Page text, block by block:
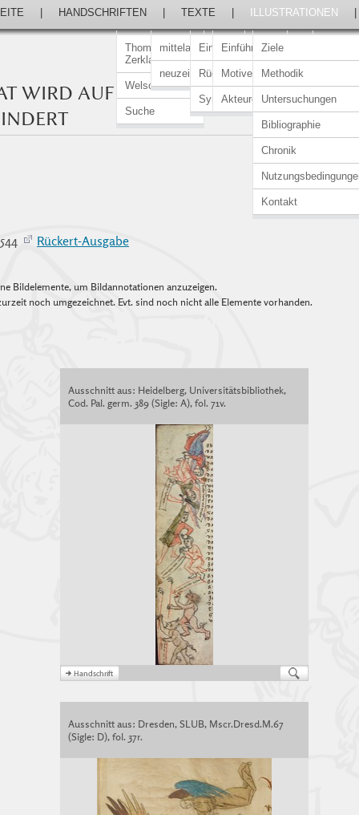
Thomasin von
Zerklaere
Welscher Gast
Suche
HANDSCHRIFTEN
mittelalterlich
neuzeitlich
TEXTE
Einführung
Rückert-Ausgabe
Synopsen
ILLUSTRATIONEN
Einführung
Motive
Akteure
Ziele
Methodik
Untersuchungen
Bibliographie
Chronik
Kontakt
WIRD AUF ERDEN VON ENGELN
Rückert-Ausgabe
Bildelemente, um Bildannotationen anzuzeigen.
noch umgezeichnet. Evt. sind noch nicht alle Elemente vorhanden.
Ausschnitt aus: Heidelberg, Universitätsbibliothek,
Cod. Pal. germ. 389 (Sigle: A), fol. 71v.
Ausschnitt aus: Dresden, SLUB, Mscr.Dresd.M.67
(Sigle: D), fol. 37r.